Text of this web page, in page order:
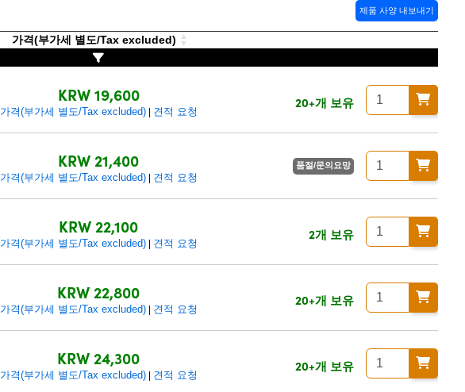
제품 사양 내보내기
가격(부가세 별도/Tax excluded)
KRW 19,600
가격(부가세 별도/Tax excluded)| 견적 요청
20+개 보유
KRW 21,400
가격(부가세 별도/Tax excluded)| 견적 요청
품절/문의요망
KRW 22,100
가격(부가세 별도/Tax excluded)| 견적 요청
2개 보유
KRW 22,800
가격(부가세 별도/Tax excluded)| 견적 요청
20+개 보유
KRW 24,300
가격(부가세 별도/Tax excluded)| 견적 요청
20+개 보유